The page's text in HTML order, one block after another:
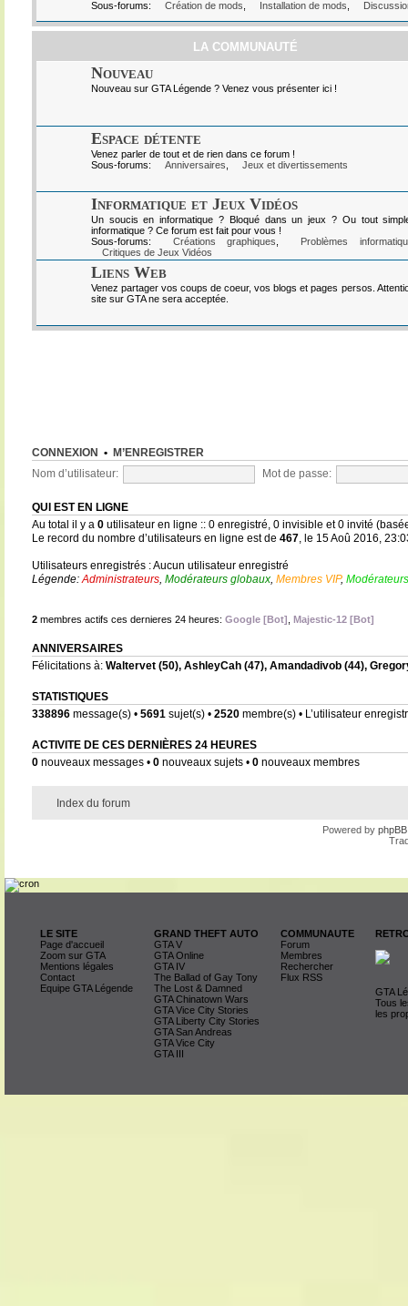
Sous-forums:
Création de mods Installation de mods
LA COMMUNAUTÉ
Nouveau
Nouveau sur GTA Légende ? Venez vous présenter ici !
Espace détente
Venez parler de tout et de rien dans ce forum !
Sous-forums:
Anniversaires Jeux et divertissements
Informatique et Jeux Vidéos
Un soucis en informatique ? Bloqué dans un jeux ? Ou tout
informatique ? Ce forum est fait pour vous !
Sous-forums:
Créations graphiques
Problèmes
Critiques de Jeux Vidéos
Liens Web
Venez partager vos coups de coeur, vos blogs et pages persos.
site sur GTA ne sera acceptée.
CONNEXION • M’ENREGISTRER
Nom d’utilisateur: Mot de passe:
QUI EST EN LIGNE
Au total il y a 0utilisateur en ligne :: 0 enregistré, 0 invisible et 0 invité
Le record du nombre d’utilisateurs en ligne est de 467, le 15 Aoû 2016,
Utilisateurs enregistrés : Aucun utilisateur enregistré
Légende:Administrateurs, Modérateurs globaux, Membres VIP,
2membres actifs ces dernieres 24 heures: Google [Bot] Majestic-12 [Bot]
ANNIVERSAIRES
Félicitations à: Waltervet(50), AshleyCah(47), Amandadivob(44),
STATISTIQUES
338896message(s) • 5691sujet(s) • 2520membre(s) • L’utilisateur
ACTIVITE DE CES DERNIÈRES 24 HEURES
0nouveaux messages • 0nouveaux sujets • 0nouveaux membres
Index du forum
Powered by phpBB
LE SITE
Page d'accueil
Zoom sur GTA
Mentions légales
Contact
Equipe GTA Légende
GRAND THEFT AUTO
GTA V
GTA Online
GTA IV
The Ballad of Gay Tony
The Lost & Damned
GTA Chinatown Wars
GTA Vice City Stories
GTA Liberty City Stories
GTA San Andreas
GTA Vice City
GTA III
COMMUNAUTE
Forum
Membres
Rechercher
Flux RSS
GTA
Tous
les